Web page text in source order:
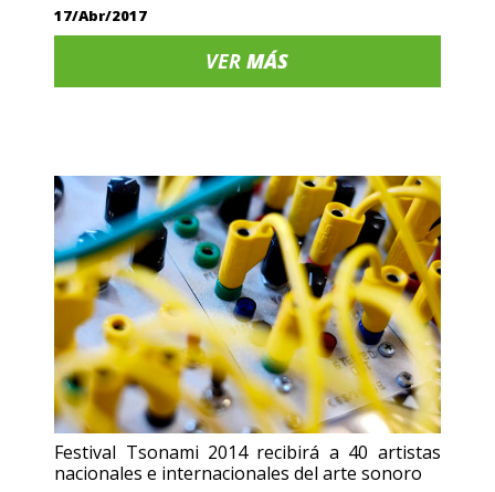
17/Abr/2017
VERMÁS
Festival Tsonami 2014 recibirá a 40 artistas
nacionales e internacionales del arte sonoro